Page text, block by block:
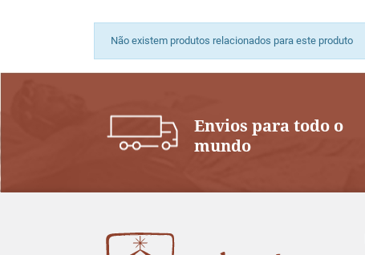
Não existem produtos relacionados para este produto
Envios para todo o
mundo